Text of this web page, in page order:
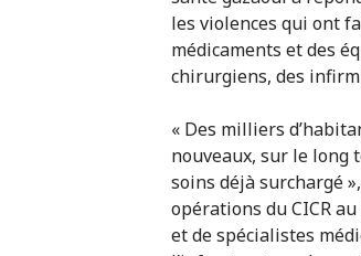
les violences qui ont
médicaments et des
chirurgiens, des
« Des milliers
nouveaux, sur le long
soins déjà surchargé
opérations du CICR
et de spécialistes